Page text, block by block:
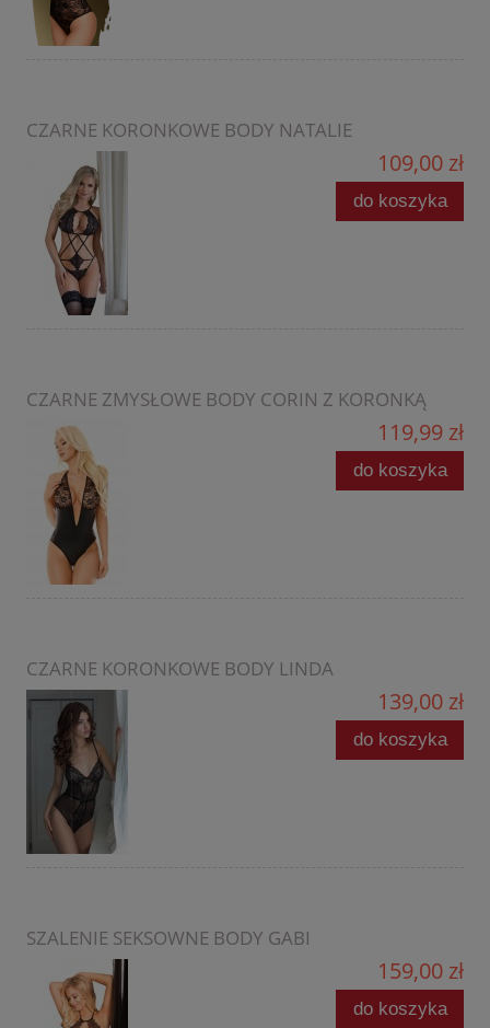
CZARNE KORONKOWE BODY NATALIE
109,00 zł
do koszyka
CZARNE ZMYSŁOWE BODY CORIN Z KORONKĄ
119,99 zł
do koszyka
CZARNE KORONKOWE BODY LINDA
139,00 zł
do koszyka
SZALENIE SEKSOWNE BODY GABI
159,00 zł
do koszyka